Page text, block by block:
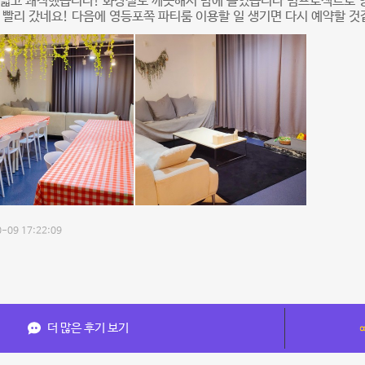
리 갔네요! 다음에 영등포쪽 파티룸 이용할 일 생기면 다시 예약할
09 17:22:09
더 많은 후기 보기